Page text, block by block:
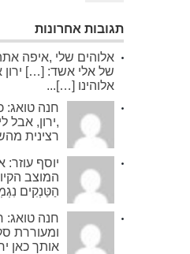
תגובות אחרונות
אלוהים שלי ,איפה
של אלי אשד: […] ירון
אלוהינו […]...
חנה טואג:
,ירון, אבל
רצינית
יוסף עוזר:
המוצב
הַטַּנְקִים
חנה טואג:
ומעוררת
אותך כאן